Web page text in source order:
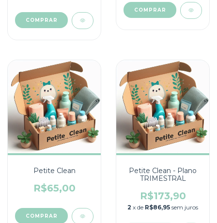
COMPRAR
COMPRAR
Petite Clean
R$65,00
Petite Clean - Plano
TRIMESTRAL
R$173,90
2 x de R$86,95 sem juros